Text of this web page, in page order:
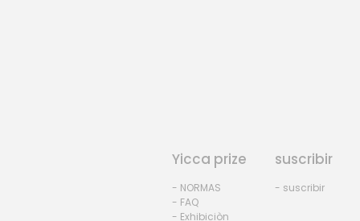
Yicca prize
- NORMAS
- FAQ
- Exhibiciòn
suscribir
- suscribir